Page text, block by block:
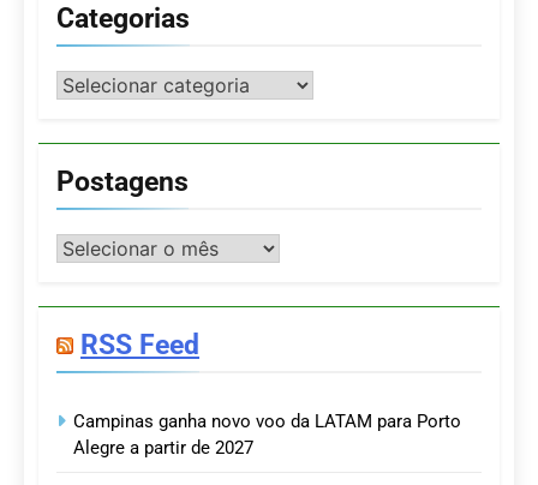
Categorias
Categorias
Postagens
Postagens
RSS Feed
Campinas ganha novo voo da LATAM para Porto
Alegre a partir de 2027